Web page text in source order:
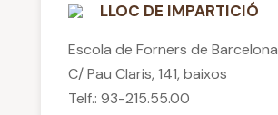
LLOC DE IMPARTICIÓ
Escola de Forners de Barcelona
C/ Pau Claris, 141, baixos
Telf.: 93-215.55.00